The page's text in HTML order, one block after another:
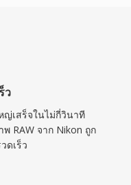
ว
ญ่เสร็จในไม่กี่วินาที
RAW จาก Nikon ถูก
ดเร็ว